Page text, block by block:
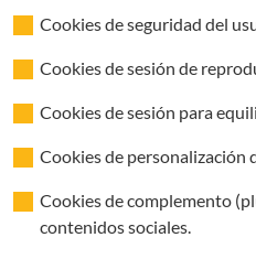
Cookies de seguridad del
Cookies de sesión de
Cookies de sesión para
Cookies de personalización
Cookies de complemento
contenidos sociales.